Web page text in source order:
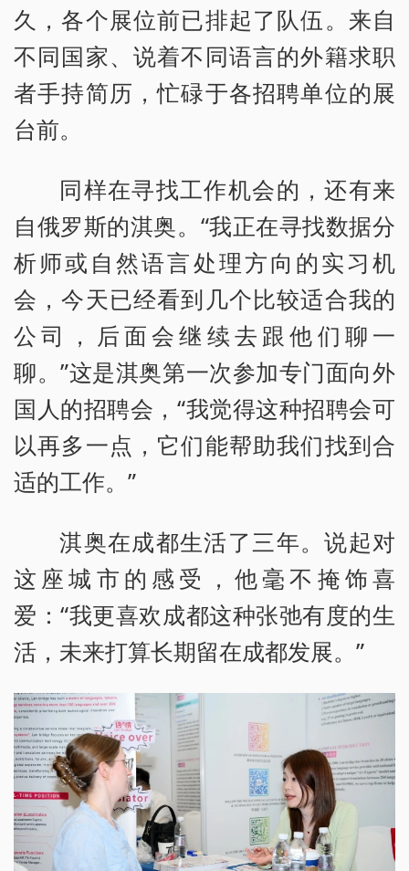
久，各个展位前已排起了队伍。来自
不同国家、说着不同语言的外籍求职
者手持简历，忙碌于各招聘单位的展
台前。
同样在寻找工作机会的，还有来
自俄罗斯的淇奥。“我正在寻找数据分
析师或自然语言处理方向的实习机
会，今天已经看到几个比较适合我的
公司，后面会继续去跟他们聊一
聊。”这是淇奥第一次参加专门面向外
国人的招聘会，“我觉得这种招聘会可
以再多一点，它们能帮助我们找到合
适的工作。”
淇奥在成都生活了三年。说起对
这座城市的感受，他毫不掩饰喜
爱：“我更喜欢成都这种张弛有度的生
活，未来打算长期留在成都发展。”